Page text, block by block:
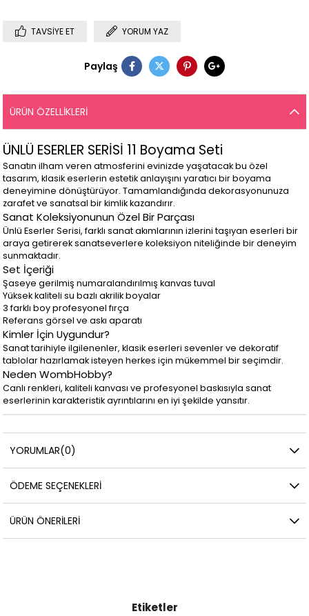
TAVSIYE ET YORUM YAZ
Paylaş
ÜRÜN ÖZELLIKLERI
ÜNLÜ ESERLER SERİSİ 11 Boyama Seti
Sanatın ilham veren atmosferini evinizde yaşatacak bu özel
tasarım, klasik eserlerin estetik anlayışını yaratıcı bir boyama
deneyimine dönüştürüyor. Tamamlandığında dekorasyonunuza
zarafet ve sanatsal bir kimlik kazandırır.
Sanat Koleksiyonunun Özel Bir Parçası
Ünlü Eserler Serisi, farklı sanat akımlarının izlerini taşıyan eserleri bir
araya getirerek sanatseverlere koleksiyon niteliğinde bir deneyim
sunmaktadır.
Set İçeriği
Şaseye gerilmiş numaralandırılmış kanvas tuval
Yüksek kaliteli su bazlı akrilik boyalar
3 farklı boy profesyonel fırça
Referans görsel ve askı aparatı
Kimler İçin Uygundur?
Sanat tarihiyle ilgilenenler, klasik eserleri sevenler ve dekoratif
tablolar hazırlamak isteyen herkes için mükemmel bir seçimdir.
Neden WombHobby?
Canlı renkleri, kaliteli kanvası ve profesyonel baskısıyla sanat
eserlerinin karakteristik ayrıntılarını en iyi şekilde yansıtır.
YORUMLAR(0)
ÖDEME SEÇENEKLERI
ÜRÜN ÖNERILERI
Etiketler